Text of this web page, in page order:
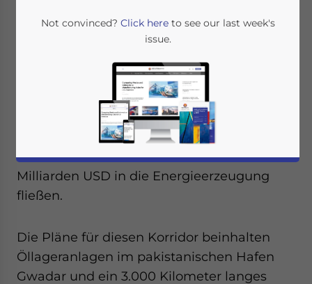
Islamabad unterzeichneten beide Seiten im
April 2015 Infrastruktur- und
Energieabkommen im Wert von 46
Milliarden USD – Chinas bisherige größte
Investition in einen anderen Staat – zu dem
geplanten China-Pakistan-
Wirtschaftskorridor
(CPEC). Davon sollen 12
Milliarden USD in die Infrastruktur und 34
Milliarden USD in die Energieerzeugung
fließen.
Die Pläne für diesen Korridor beinhalten
Öllageranlagen im pakistanischen Hafen
Gwadar und ein 3.000 Kilometer langes
Not convinced? Click hereto see our last week's
issue.